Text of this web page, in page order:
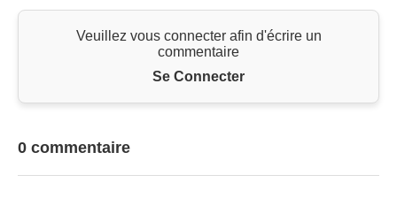
Veuillez vous connecter afin d'écrire un
commentaire
Se Connecter
0 commentaire